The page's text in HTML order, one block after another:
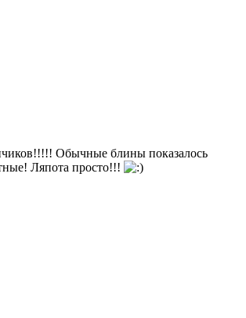
Обычные блины показалось
Ляпота просто!!!